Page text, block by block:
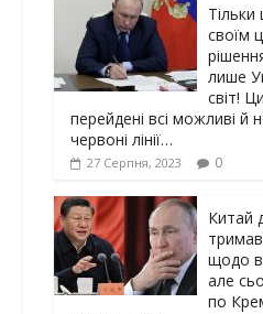
Тільки
своїм
лише
світ!
перейдені всі можливі й
червоні лінії…
27 Серпня, 2023 0
Китай
щодо
але
по